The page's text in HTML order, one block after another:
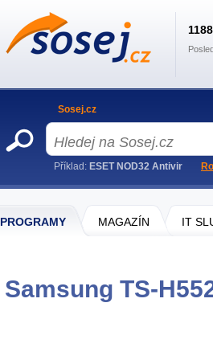
PROGRAMY MAGAZÍN IT
Samsung TS-
Sosej.cz
Příklad: ESET NOD32 Antivir